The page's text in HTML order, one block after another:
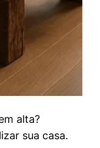
alta?
sua casa.